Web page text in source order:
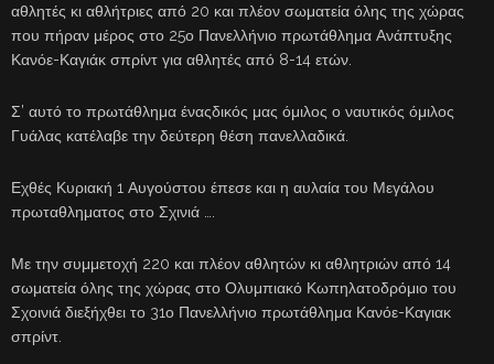
αθλητές κι αθλήτριες από 20 και πλέον σωματεία όλης της χώρας
που πήραν μέρος στο 25ο Πανελλήνιο πρωτάθλημα Ανάπτυξης
Κανόε-Καγιάκ σπρίντ για αθλητές από 8-14 ετών.
Σ’ αυτό το πρωτάθλημα έναςδικός μας όμιλος ο ναυτικός όμιλος
Γυάλας κατέλαβε την δεύτερη θέση πανελλαδικά.
Εχθές Κυριακή 1 Αυγούστου έπεσε και η αυλαία του Μεγάλου
πρωταθληματος στο Σχινιά ….
Με την συμμετοχή 220 και πλέον αθλητών κι αθλητριών από 14
σωματεία όλης της χώρας στο Ολυμπιακό Κωπηλατοδρόμιο του
Σχοινιά διεξήχθει το 31ο Πανελλήνιο πρωτάθλημα Κανόε-Καγιακ
σπρίντ.